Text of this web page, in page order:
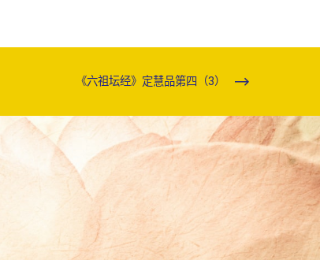
《六祖坛经》定慧品第四（3）